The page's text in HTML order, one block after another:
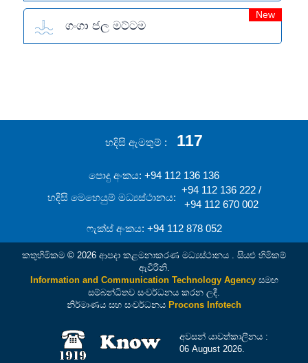
ගංගා ජල මට්ටම
New
හදිසි ඇමතුම් 117
පොදු අංකය: +94 112 136 136
හදිසි මෙහෙයුම් මධ්‍යස්ථානය:
+94 112 136 222 /
+94 112 670 002
ෆැක්ස් අංකය: +94 112 878 052
කතුහිමිකම © 2026 ආපදා කළමනාකරණ මධ්‍යස්ථානය . සියළු හිමිකම්
ඇවිරිනි.
Information and Communication Technology Agencyසමඟ
සම්බන්ධිතව සංවර්ධනය කරන ලදී.
නිර්මාණය සහ සංවර්ධනය Procons Infotech
අවසන් යාවත්කාලීනය :
06 August 2026.